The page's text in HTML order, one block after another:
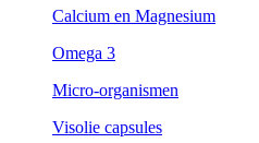
Calcium en Magnesium
Omega 3
Micro-organismen
Visolie capsules